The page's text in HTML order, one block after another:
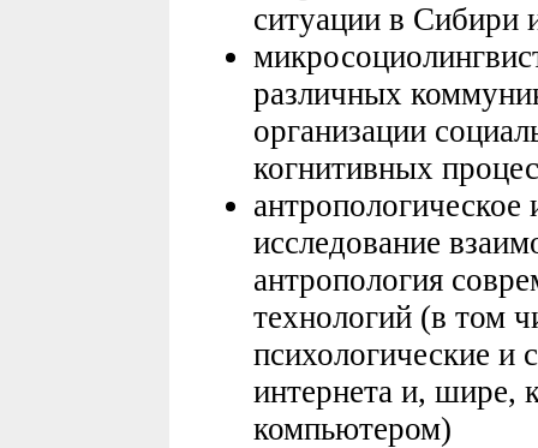
ситуации в Сибири
различных
организации
когнитивных
антропологическое
исследование
антропология
технологий (в том
психологические и
интернета и, шире,
компьютером)